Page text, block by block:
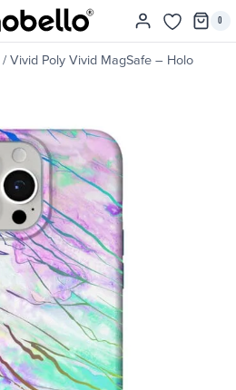
0
/ Vivid Poly Vivid MagSafe – Holo